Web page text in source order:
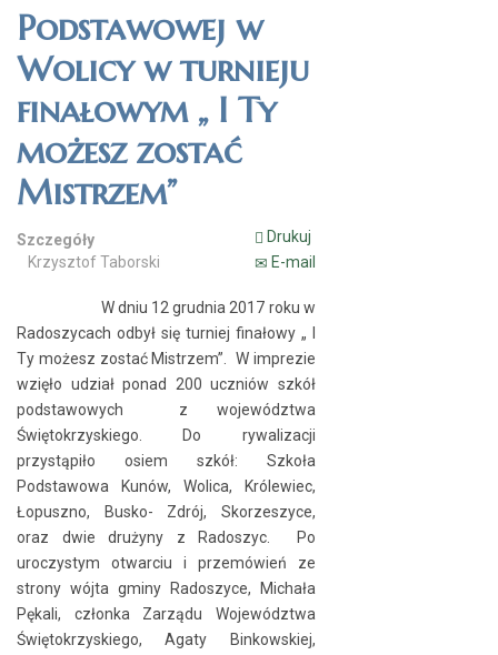
Podstawowej w
Wolicy w turnieju
finałowym „ I Ty
możesz zostać
Mistrzem”
Drukuj
E-mail
Szczegóły
Krzysztof Taborski
W dniu 12 grudnia 2017 roku w
Radoszycach odbył się turniej finałowy „ I
Ty możesz zostać Mistrzem”. W imprezie
wzięło udział ponad 200 uczniów szkół
podstawowych z województwa
Świętokrzyskiego. Do rywalizacji
przystąpiło osiem szkół: Szkoła
Podstawowa Kunów, Wolica, Królewiec,
Łopuszno, Busko- Zdrój, Skorzeszyce,
oraz dwie drużyny z Radoszyc. Po
uroczystym otwarciu i przemówień ze
strony wójta gminy Radoszyce, Michała
Pękali, członka Zarządu Województwa
Świętokrzyskiego, Agaty Binkowskiej,